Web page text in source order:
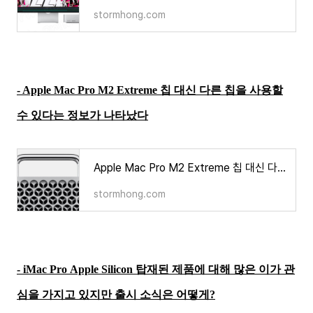
stormhong.com
- Apple Mac Pro M2 Extreme 칩 대신 다른 칩을 사용할
수 있다는 정보가 나타났다
Apple Mac Pro M2 Extreme 칩 대신 다른 칩을 사용할 수 있다는 정보가 나타났다?
stormhong.com
- iMac Pro Apple Silicon 탑재된 제품에 대해 많은 이가 관
심을 가지고 있지만 출시 소식은 어떻게?